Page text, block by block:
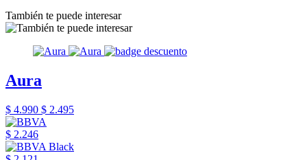
También te puede interesar
Aura
$ 4.990 $ 2.495
$ 2.246